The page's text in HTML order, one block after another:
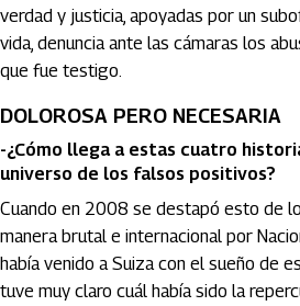
verdad y justicia, apoyadas por un
vida, denuncia ante las cámaras los
que fue testigo.
DOLOROSA PERO NECESARIA
-¿Cómo llega a estas cuatro
universo de los falsos positivos?
Cuando en 2008 se destapó esto de
manera brutal e internacional por
había venido a Suiza con el sueño de
tuve muy claro cuál había sido la